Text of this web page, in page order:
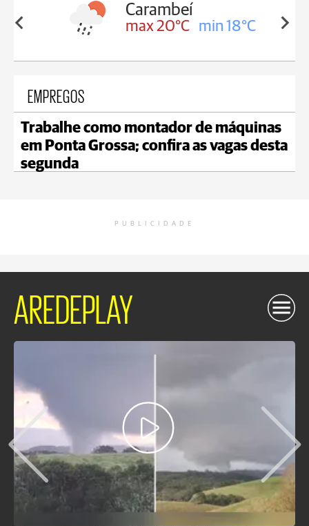
18°C
Carambeí
max 20°C min 18°C
EMPREGOS
Trabalhe como montador de máquinas
em Ponta Grossa; confira as vagas desta
segunda
PUBLICIDADE
AREDEPLAY